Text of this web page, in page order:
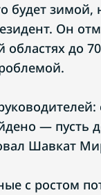
будет
Он
до
— пусть
Шавкат
с ростом